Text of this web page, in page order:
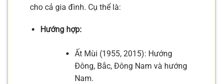
cho cả gia đình. Cụ thể là:
Hướng hợp:
Ất Mùi (1955, 2015): Hướng
Đông, Bắc, Đông Nam và hướng
Nam.